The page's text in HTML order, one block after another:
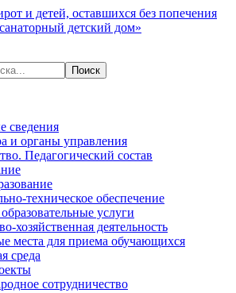
Поиск
сведения
и органы управления
Педагогический состав
техническое обеспечение
услуги
хозяйственная деятельность
места для приема обучающихся
среда
сотрудничество